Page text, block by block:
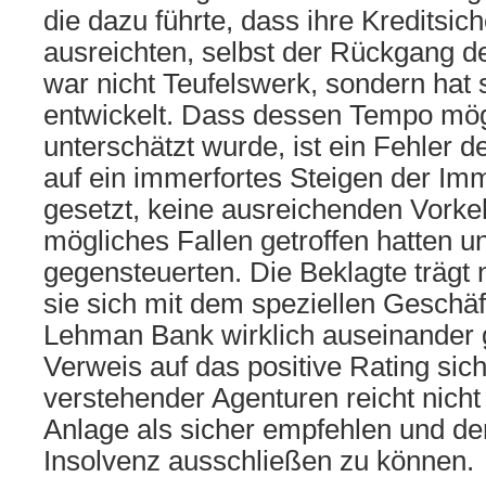
die dazu führte, dass ihre
ausreichten, selbst der Rückgang
war nicht Teufelswerk, sondern hat
entwickelt. Dass dessen Tempo
unterschätzt wurde, ist ein Fehler
auf ein immerfortes Steigen der
gesetzt, keine ausreichenden
mögliches Fallen getroffen hatten
gegensteuerten. Die Beklagte trägt
sie sich mit dem speziellen
Lehman Bank wirklich auseinander
Verweis auf das positive Rating
verstehender Agenturen reicht
Anlage als sicher empfehlen und
Insolvenz ausschließen zu können.